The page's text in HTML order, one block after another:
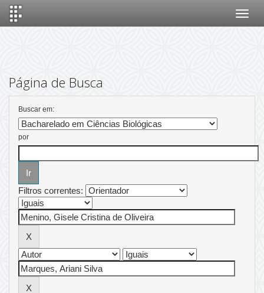
Página de Busca
Buscar em:
por
Filtros correntes: